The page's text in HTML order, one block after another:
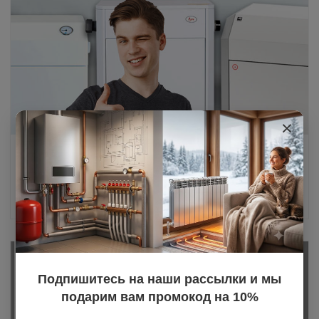
Парапетные газовые котлы: особенности и
преимущества
20.03.2025
×
Подпишитесь на наши рассылки и мы
подарим вам промокод на 10%